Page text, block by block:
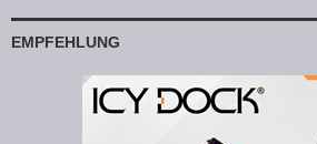
EMPFEHLUNG